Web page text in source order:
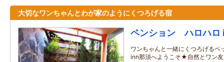
大切なワンちゃんとわが家のようにくつろげる宿
ペンション ハロハロ
ワンちゃんと一緒にくつろげるペ
inn那須へようこそ★自然とワン